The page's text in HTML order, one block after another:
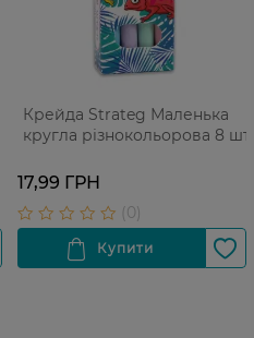
Крейда Strateg Маленька
кругла різнокольорова 8 шт
17,99 ГРН